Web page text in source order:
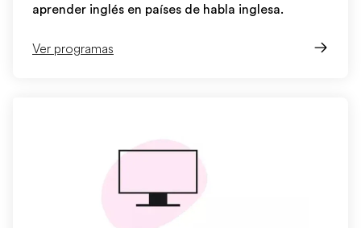
aprender inglés en países de habla inglesa.
Ver programas